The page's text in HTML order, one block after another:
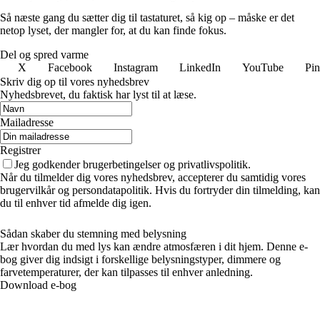
Så næste gang du sætter dig til tastaturet, så kig op – måske er det
netop lyset, der mangler for, at du kan finde fokus.
Del og spred varme
X
Facebook Instagram LinkedIn YouTube
Skriv dig op til vores nyhedsbrev
Nyhedsbrevet, du faktisk har lyst til at læse.
Mailadresse
Registrer
Jeg godkender brugerbetingelser og privatlivspolitik.
Når du tilmelder dig vores nyhedsbrev, accepterer du samtidig vores
brugervilkår og persondatapolitik. Hvis du fortryder din tilmelding, kan
du til enhver tid afmelde dig igen.
Sådan skaber du stemning med belysning
Lær hvordan du med lys kan ændre atmosfæren i dit hjem. Denne e-
bog giver dig indsigt i forskellige belysningstyper, dimmere og
farvetemperaturer, der kan tilpasses til enhver anledning.
Download e-bog